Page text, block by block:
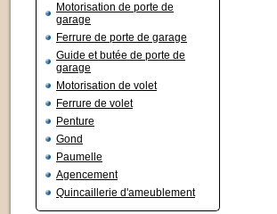
Motorisation de porte de
garage
Ferrure de porte de garage
Guide et butée de porte de
garage
Motorisation de volet
Ferrure de volet
Penture
Gond
Paumelle
Agencement
Quincaillerie d'ameublement